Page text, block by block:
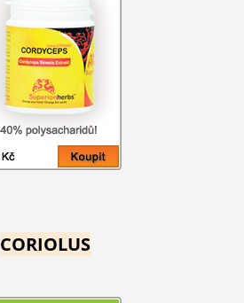
CORIOLUS